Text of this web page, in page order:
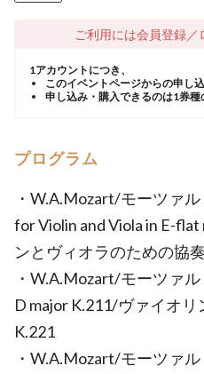
ご利用には会員登録／
1アカウントにつき、
このイベントページからの申し
申し込み・購入できるのは1券種
プログラム
・W.A.Mozart/モーツァ
for Violin and Viola in E-
ンとヴィオラのための協
・W.A.Mozart/モーツァ
D major K.211/ヴァイオ
K.221
・W.A.Mozart/モーツァ